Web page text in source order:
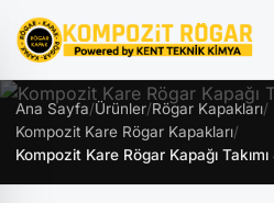
Ana Sayfa/Ürünler/Rögar Kapakları/
Kompozit Kare Rögar Kapakları/
Kompozit Kare Rögar Kapağı